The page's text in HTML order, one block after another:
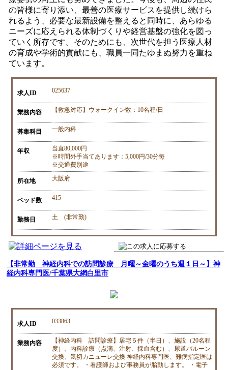
の皆様に寄り添い、最善の医療サービスを提供し続けら
れるよう、必要な最新設備を整えると同時に、あらゆる
ニーズに応えられる体制づくりや経営基盤の強化を図っ
ていく所存です。そのためにも、次世代を担う医療人材
の育成や学術的貢献にも、職員一同たゆまぬ努力を重ね
ています。
求人ID 025637
業務内容 【救急対応】ウォークイン数：10名程/日
募集科目 一般内科
年収
当直80,000円
※時間外手当てあります：5,000円/30分毎
※交通費別途
所在地 大阪府
ベッド数 415
勤務日 土 (非常勤)
【非常勤 神経内科での訪問診療 月曜～金曜のうち週１日～】神
経内科専門医/千葉県大網白里市
求人ID 033863
業務内容
【神経内科 訪問診療】居宅５件（半日）、施設（20名程
度）。内科診療（点滴、注射、採血含む）、尿道バルーン
交換、気切カニューレ交換 神経内科専門医、難病指定医は
必須です。 ・看護師および事務員が胎動します。 ・電子